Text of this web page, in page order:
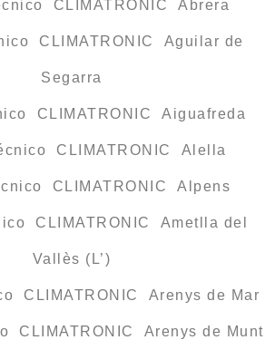
CLIMATRONIC Abrera
CLIMATRONIC Aguilar de
Segarra
CLIMATRONIC Aiguafreda
CLIMATRONIC Alella
CLIMATRONIC Alpens
CLIMATRONIC Ametlla del
Vallès (L’)
CLIMATRONIC Arenys de Mar
CLIMATRONIC Arenys de Munt